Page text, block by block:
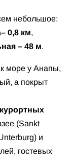
небольшое:
0,8 км,
– 48 м.
море у Анапы,
а покрыт
(Sankt
и
гостевых